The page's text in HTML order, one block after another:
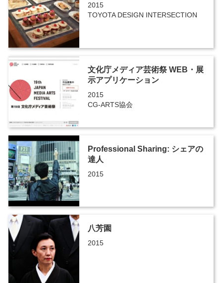
2015
TOYOTA DESIGN INTERSECTION
文化庁メディア芸術祭 WEB・展
示アプリケーション
2015
CG-ARTS協会
Professional Sharing: シェアの
達人
2015
八芳園
2015